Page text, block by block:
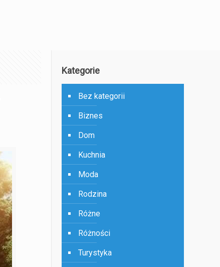
Kategorie
Bez kategorii
Biznes
Dom
Kuchnia
Moda
Rodzina
Różne
Różności
Turystyka